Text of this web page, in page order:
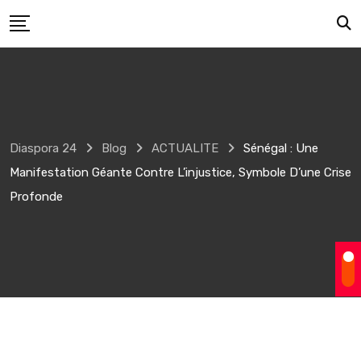
to
Diaspora 24 Blog ACTUALITE
Sénégal : Une
Manifestation Géante Contre L’injustice, Symbole D’une Crise
Profonde